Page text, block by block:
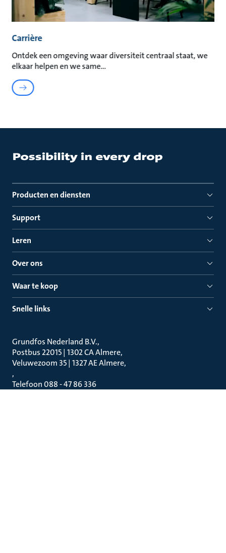
Carrière
Ontdek een omgeving waar diversiteit centraal staat, we
elkaar helpen en we same
Producten en diensten
Support
Leren
Over ons
Waar te koop
Snelle links
Grundfos Nederland B.V.
Postbus 22015 | 1302 CA Almere
Veluwezoom 35 | 1327 AE Almere
Telefoon 088 - 47 86 336